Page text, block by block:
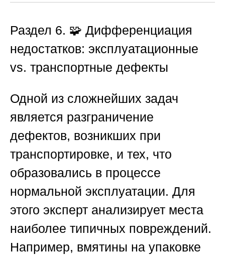
Раздел 6. 🧩 Дифференциация
недостатков: эксплуатационные
vs. транспортные дефекты
Одной из сложнейших задач
является разграничение
дефектов, возникших при
транспортировке, и тех, что
образовались в процессе
нормальной эксплуатации. Для
этого эксперт анализирует места
наиболее типичных повреждений.
Например, вмятины на упаковке